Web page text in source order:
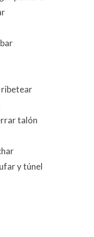
ribetear
talón
y túnel